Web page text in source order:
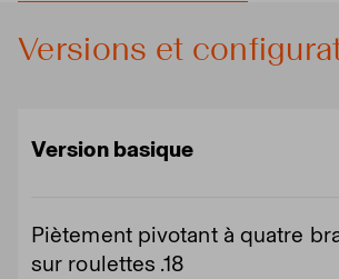
Versions et
Version basique
Piètement pivotant à quatre
sur roulettes .18